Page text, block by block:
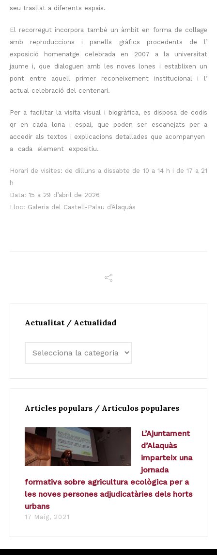
seu trasllat a diferents espais.
El recorregut incorpora també un àmbit en forma de collage
amb reproduccions i panells gràfics procedents de l’
exposició homenatge celebrada en 2007 a la universitat
jaume i, que dialoguen amb les noves lones i establixen un
pont entre aquell primer reconeixement institucional i l’
actual celebració del centenari.
Per a facilitar la visita visual i biogràfica, es disposa de codis
qr en cada lona i espai, que poden ser escanejats per a
accedir als textos i explicacions detallades que acompanyen
a cada element expositiu.
Horari de visites: de dilluns a dissabte de 10 a 14 h i de 17 a 21
h
Data: 15 a 29 d’abril de 2026
Lloc: Galeria del Castell-Palau d’Alaquàs
Actualitat / Actualidad
Articles populars / Artículos populares
L’Ajuntament
d’Alaquàs
imparteix una
jornada
formativa sobre agricultura ecològica per a
les noves persones adjudicatàries dels horts
urbans
17 Maig, 2021